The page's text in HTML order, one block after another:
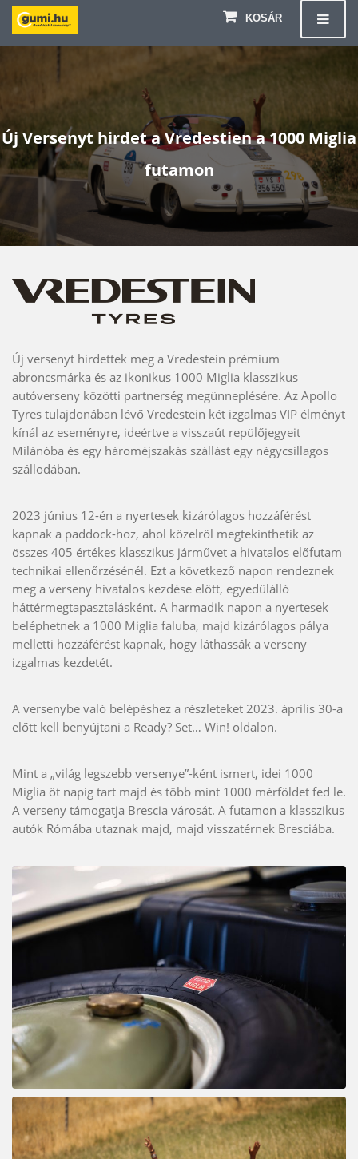
KOSÁR
Új Versenyt hirdet a Vredestien a 1000 Miglia
futamon
Új versenyt hirdettek meg a Vredestein prémium
abroncsmárka és az ikonikus 1000 Miglia klasszikus
autóverseny közötti partnerség megünneplésére. Az Apollo
Tyres tulajdonában lévő Vredestein két izgalmas VIP élményt
kínál az eseményre, ideértve a visszaút repülőjegyeit
Milánóba és egy hároméjszakás szállást egy négycsillagos
szállodában.
2023 június 12-én a nyertesek kizárólagos hozzáférést
kapnak a paddock-hoz, ahol közelről megtekinthetik az
összes 405 értékes klasszikus járművet a hivatalos előfutam
technikai ellenőrzésénél. Ezt a következő napon rendeznek
meg a verseny hivatalos kezdése előtt, egyedülálló
háttérmegtapasztalásként. A harmadik napon a nyertesek
beléphetnek a 1000 Miglia faluba, majd kizárólagos pálya
melletti hozzáférést kapnak, hogy láthassák a verseny
izgalmas kezdetét.
A versenybe való belépéshez a részleteket 2023. április 30-a
előtt kell benyújtani a Ready? Set… Win! oldalon.
Mint a „világ legszebb versenye”-ként ismert, idei 1000
Miglia öt napig tart majd és több mint 1000 mérföldet fed le.
A verseny támogatja Brescia városát. A futamon a klasszikus
autók Rómába utaznak majd, majd visszatérnek Bresciába.